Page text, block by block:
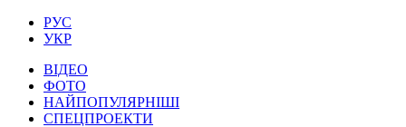
РУС
УКР
ВІДЕО
ФОТО
НАЙПОПУЛЯРНІШІ
СПЕЦПРОЕКТИ